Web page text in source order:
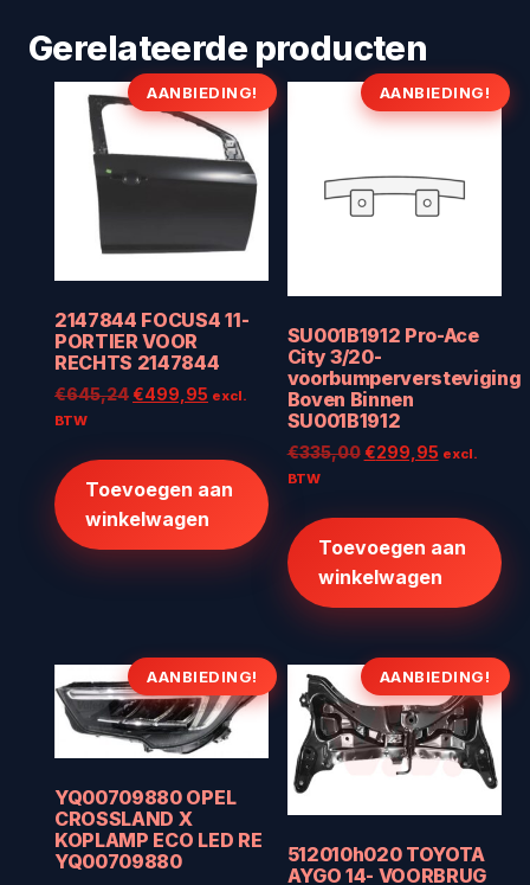
Gerelateerde producten
AANBIEDING!
2147844 FOCUS4 11-
PORTIER VOOR
RECHTS 2147844
€645,24Oorspronkelijke
€499,95 Huidige
€499,95.
excl.
BTW
Toevoegen aan
winkelwagen
AANBIEDING!
SU001B1912 Pro-Ace
City 3/20-
voorbumperversteviging
Boven Binnen
SU001B1912
€335,00 Oorspronkelijke
€299,95Huidige
€299,95.
excl.
BTW
Toevoegen aan
winkelwagen
AANBIEDING!
YQ00709880 OPEL
CROSSLAND X
KOPLAMP ECO LED RE
YQ00709880
AANBIEDING!
512010h020 TOYOTA
AYGO 14- VOORBRUG